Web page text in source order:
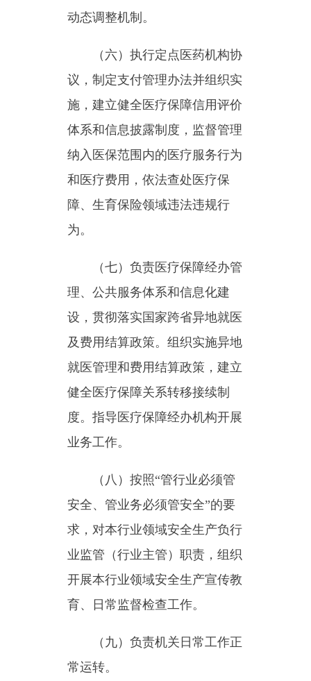
障、生育保险领域违法违规行
（七）负责医疗保障经办管
理、公共服务体系和信息化建
设，贯彻落实国家跨省异地就医
及费用结算政策。组织实施异地
就医管理和费用结算政策，建立
健全医疗保障关系转移接续制
度。指导医疗保障经办机构开展
安全、管业务必须管安全”的要
求，对本行业领域安全生产负行
业监管（行业主管）职责，组织
开展本行业领域安全生产宣传教
育、日常监督检查工作。
（九）负责机关日常工作正
常运转。
（十）完成乌恰县委、乌恰
县人民政府交办的其他任务。
（十一）职能转变。乌恰县
医疗保障局应完善统一的城乡居
民基本医疗保险制度和大病保险
制度，建立健全覆盖全民、城乡
统筹的多层次医疗保障体系，不
资金合理使用、安全可控，推进
医疗、医保、医药“三医联动”改